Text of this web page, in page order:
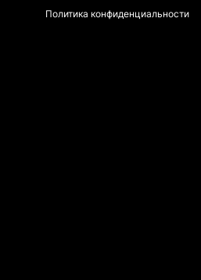
Политика конфиденциальности